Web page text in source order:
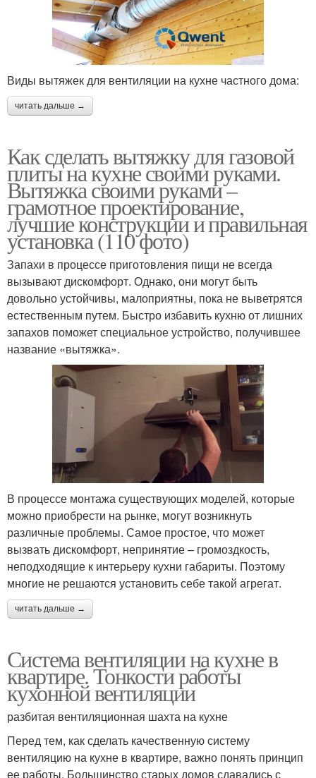
Виды вытяжек для вентиляции на кухне частного дома:
читать дальше →
Как сделать вытяжку для газовой
плиты на кухне своими руками.
Вытяжка своими руками –
грамотное проектирование,
лучшие конструкции и правильная
установка (110 фото)
Запахи в процессе приготовления пищи не всегда
вызывают дискомфорт. Однако, они могут быть
довольно устойчивы, малоприятны, пока не выветрятся
естественным путем. Быстро избавить кухню от лишних
запахов поможет специальное устройство, получившее
название «вытяжка».
В процессе монтажа существующих моделей, которые
можно приобрести на рынке, могут возникнуть
различные проблемы. Самое простое, что может
вызвать дискомфорт, непринятие – громоздкость,
неподходящие к интерьеру кухни габариты. Поэтому
многие не решаются установить себе такой агрегат.
читать дальше →
Система вентиляции на кухне в
квартире. Тонкости работы
кухонной вентиляции
разбитая вентиляционная шахта на кухне
Перед тем, как сделать качественную систему
вентиляцию на кухне в квартире, важно понять принцип
ее работы. Большинство старых домов сдавались с